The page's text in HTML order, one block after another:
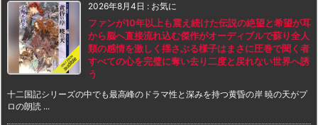
2026年8月4日 : お気に
ファンが10年以上も震え続けた伝説の絶望と希望が耳
から脳へ直接流れ込む傑作がオーディブルで蘇り全人
類の感情を激しく揺さぶる様子はまさに圧巻で聞く者
すべての心を完璧に奪い去り二度と戻れない世界へ誘
う
十二国記シリーズの中でも最高峰のドラマ性と深みを持つ黄昏の岸 暁の天がプ
ロの朗読 ...